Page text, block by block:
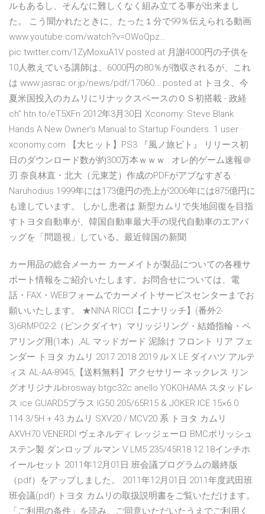
ルもあるし、そんなに難しくなく組み立てる事が出来まし
た。 こう聞かれたときに、たった１分で99％伝えられる動画
www.youtube.com/watch?v=OWoQpz…
pic.twitter.com/1ZyMoxuA1V posted at 月謝4000円の子供を
10人教えている講師は、6000円の80％が徴収されるが、これ
は www.jasrac.or.jp/news/pdf/17060… posted at トヨタ、今
夏米国投入のカムリにリナックスベースのＯＳ初搭載 - 政経
ch” htn.to/eT5XFn 2012年3月30日 Xconomy: Steve Blank
Hands A New Owner's Manual to Startup Founders. 1 user ·
xconomy.com 【大ヒット】PS3 『風ノ旅ビト』 リリース初
日のダウンロード数が約300万本ｗｗｗ : オレ的ゲーム速報＠
刃 奈良林直・北大（元東芝）作成のPDFがアブなすぎる ·
Naruhodius 1999年には173億円の売上が2006年には875億円に
も​達しています。 しかし患者は 新型カムリで失地回復を目指
すトヨタ自動車が、韓国自動車最大手の現代自動車のエアバ
ッグを「問題視」している。最近韓国の新聞
カー用品の総合メーカー カーメイトが製品についての各種サ
ポート情報をご紹介いたします。お問合せについては、電
話・FAX・WEBフォームでカーメイトサービスセンターまでお
願いいたします。 ★NINA RICCI【ニナリッチ】(番外2-
3)6RMP02-2（ピンクダイヤ）マリッジリング・結婚指輪・ペ
アリング用(1本）,AL マッドガード 泥除け フロント リア フェ
ンダー トヨタ カムリ 2017 2018 2019 ル X LE ダイハツ アルテ
ィス AL-AA-8945,【送料無料】アクセサリー ネックレス リン
グオリジナルbrosway btgc32c anello YOKOHAMA スタッドレ
ス ice GUARD5プラス IG50 205/65R15 & JOKER ICE 15×6.0
114.3/5H + 43 カムリ SXV20 / MCV20 系 トヨタ カムリ
AXVH70 VENERDI ヴェネルディ レッジェーロ BMCポリッシュ
ステン製 ダンロップ ルマン V LM5 235/45R18 12 18インチホ
イールセット 2011年12月01日 班会議プログラムの最終版
（pdf）をアップしました。 2011年12月01日 2011年度武田班
班会議(pdf) トヨタ カムリの取扱説明書をご覧いただけます。
「ご利用の条件」を読み、ご同意いただいたうえでご利用く